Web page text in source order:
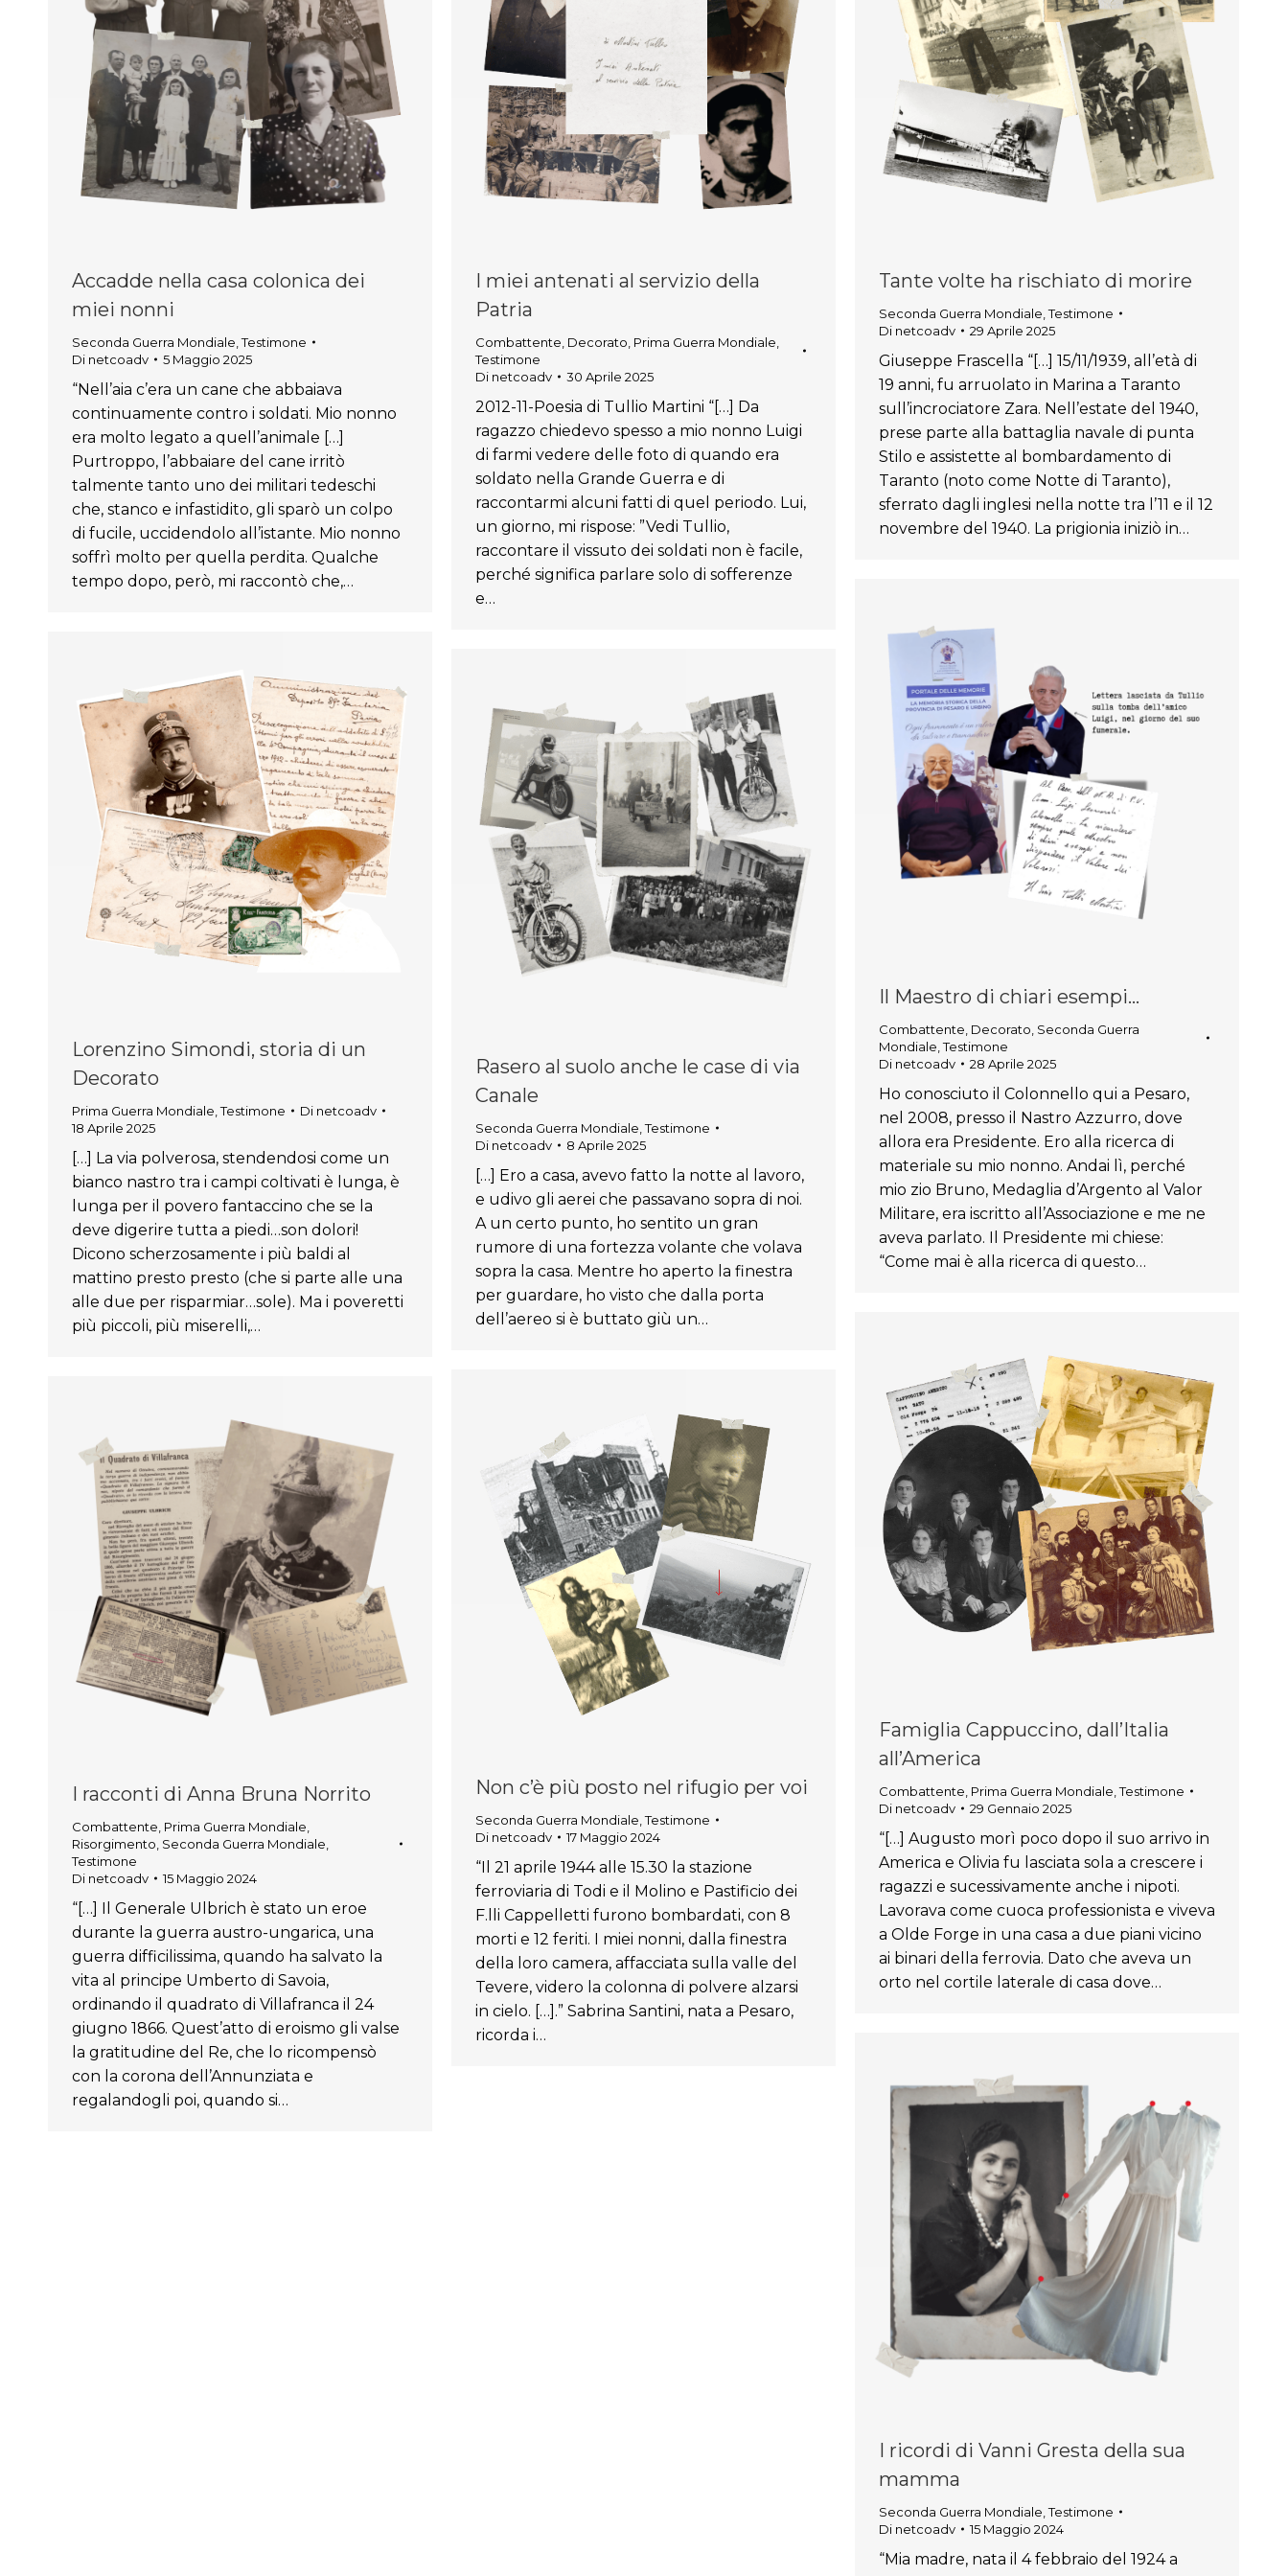
Accadde nella casa colonica dei
miei nonni
Seconda Guerra Mondiale ,Testimone
Di netcoadv 5 Maggio 2025
“Nell’aia c’era un cane che abbaiava
continuamente contro i soldati. Mio nonno
era molto legato a quell’animale […]
Purtroppo, l’abbaiare del cane irritò
talmente tanto uno dei militari tedeschi
che, stanco e infastidito, gli sparò un colpo
di fucile, uccidendolo all’istante. Mio nonno
soffrì molto per quella perdita. Qualche
tempo dopo, però, mi raccontò che,…
I miei antenati al servizio della
Patria
Combattente Decorato Prima Guerra Mondiale
Testimone
Di netcoadv 30 Aprile 2025
2012-11-Poesia di Tullio Martini “[…] Da
ragazzo chiedevo spesso a mio nonno Luigi
di farmi vedere delle foto di quando era
soldato nella Grande Guerra e di
raccontarmi alcuni fatti di quel periodo. Lui,
un giorno, mi rispose: ”Vedi Tullio,
raccontare il vissuto dei soldati non è facile,
perché significa parlare solo di sofferenze
e…
Tante volte ha rischiato di morire
Seconda Guerra Mondiale ,Testimone
Di netcoadv 29 Aprile 2025
Giuseppe Frascella “[…] 15/11/1939, all’età di
19 anni, fu arruolato in Marina a Taranto
sull’incrociatore Zara. Nell’estate del 1940,
prese parte alla battaglia navale di punta
Stilo e assistette al bombardamento di
Taranto (noto come Notte di Taranto),
sferrato dagli inglesi nella notte tra l’11 e il 12
novembre del 1940. La prigionia iniziò in…
Il Maestro di chiari esempi…
Combattente Decorato Seconda Guerra
Mondiale ,Testimone
Di netcoadv 28 Aprile 2025
Ho conosciuto il Colonnello qui a Pesaro,
nel 2008, presso il Nastro Azzurro, dove
allora era Presidente. Ero alla ricerca di
materiale su mio nonno. Andai lì, perché
mio zio Bruno, Medaglia d’Argento al Valor
Militare, era iscritto all’Associazione e me ne
aveva parlato. Il Presidente mi chiese:
“Come mai è alla ricerca di questo…
Lorenzino Simondi, storia di un
Decorato
Prima Guerra Mondiale ,Testimone Di netcoadv
18 Aprile 2025
[…] La via polverosa, stendendosi come un
bianco nastro tra i campi coltivati è lunga, è
lunga per il povero fantaccino che se la
deve digerire tutta a piedi…son dolori!
Dicono scherzosamente i più baldi al
mattino presto presto (che si parte alle una
alle due per risparmiar…sole). Ma i poveretti
più piccoli, più miserelli,…
Rasero al suolo anche le case di via
Canale
Seconda Guerra Mondiale ,Testimone
Di netcoadv 8 Aprile 2025
[…] Ero a casa, avevo fatto la notte al lavoro,
e udivo gli aerei che passavano sopra di noi.
A un certo punto, ho sentito un gran
rumore di una fortezza volante che volava
sopra la casa. Mentre ho aperto la finestra
per guardare, ho visto che dalla porta
dell’aereo si è buttato giù un…
Famiglia Cappuccino, dall’Italia
all’America
Combattente Prima Guerra Mondiale ,Testimone
Di netcoadv 29 Gennaio 2025
“[…] Augusto morì poco dopo il suo arrivo in
America e Olivia fu lasciata sola a crescere i
ragazzi e sucessivamente anche i nipoti.
Lavorava come cuoca professionista e viveva
a Olde Forge in una casa a due piani vicino
ai binari della ferrovia. Dato che aveva un
orto nel cortile laterale di casa dove…
Non c’è più posto nel rifugio per voi
Seconda Guerra Mondiale ,Testimone
Di netcoadv 17 Maggio 2024
“Il 21 aprile 1944 alle 15.30 la stazione
ferroviaria di Todi e il Molino e Pastificio dei
F.lli Cappelletti furono bombardati, con 8
morti e 12 feriti. I miei nonni, dalla finestra
della loro camera, affacciata sulla valle del
Tevere, videro la colonna di polvere alzarsi
in cielo. […].” Sabrina Santini, nata a Pesaro,
ricorda i…
I racconti di Anna Bruna Norrito
Combattente Prima Guerra Mondiale
Risorgimento Seconda Guerra Mondiale
Testimone
Di netcoadv 15 Maggio 2024
“[…] Il Generale Ulbrich è stato un eroe
durante la guerra austro-ungarica, una
guerra difficilissima, quando ha salvato la
vita al principe Umberto di Savoia,
ordinando il quadrato di Villafranca il 24
giugno 1866. Quest’atto di eroismo gli valse
la gratitudine del Re, che lo ricompensò
con la corona dell’Annunziata e
regalandogli poi, quando si…
I ricordi di Vanni Gresta della sua
mamma
Seconda Guerra Mondiale ,Testimone
Di netcoadv 15 Maggio 2024
“Mia madre, nata il 4 febbraio del 1924 a